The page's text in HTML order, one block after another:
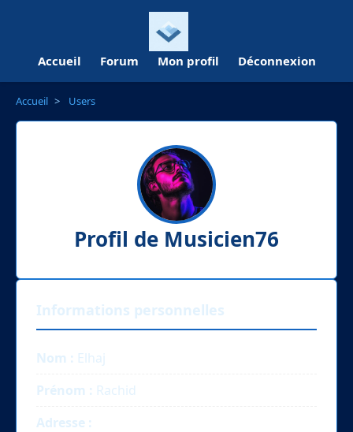
Accueil Forum Mon profil Déconnexion
Accueil > Users
Profil de Musicien76
Informations personnelles
Nom : Elhaj
Prénom : Rachid
Adresse :